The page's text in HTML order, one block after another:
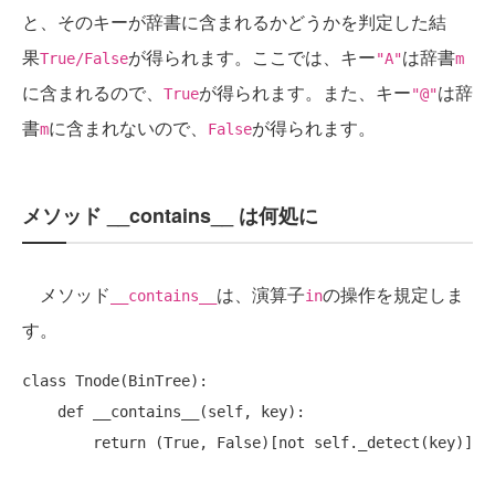
と、そのキーが辞書に含まれるかどうかを判定した結
果True/Falseが得られます。ここでは、キー"A"は辞書m
に含まれるので、 Trueが得られます。また、キー"@"は辞
書mに含まれないので、 Falseが得られます。
メソッド __contains__ は何処に
メソッド __contains__ は、演算子inの操作を規定しま
す。
class Tnode(BinTree):